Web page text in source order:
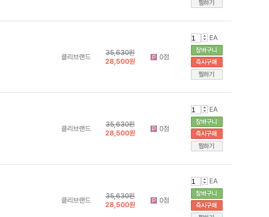
클리브랜드
35,630원
28,500원
0점
EA
클리브랜드
35,630원
28,500원
0점
EA
클리브랜드
35,630원
28,500원
0점
EA